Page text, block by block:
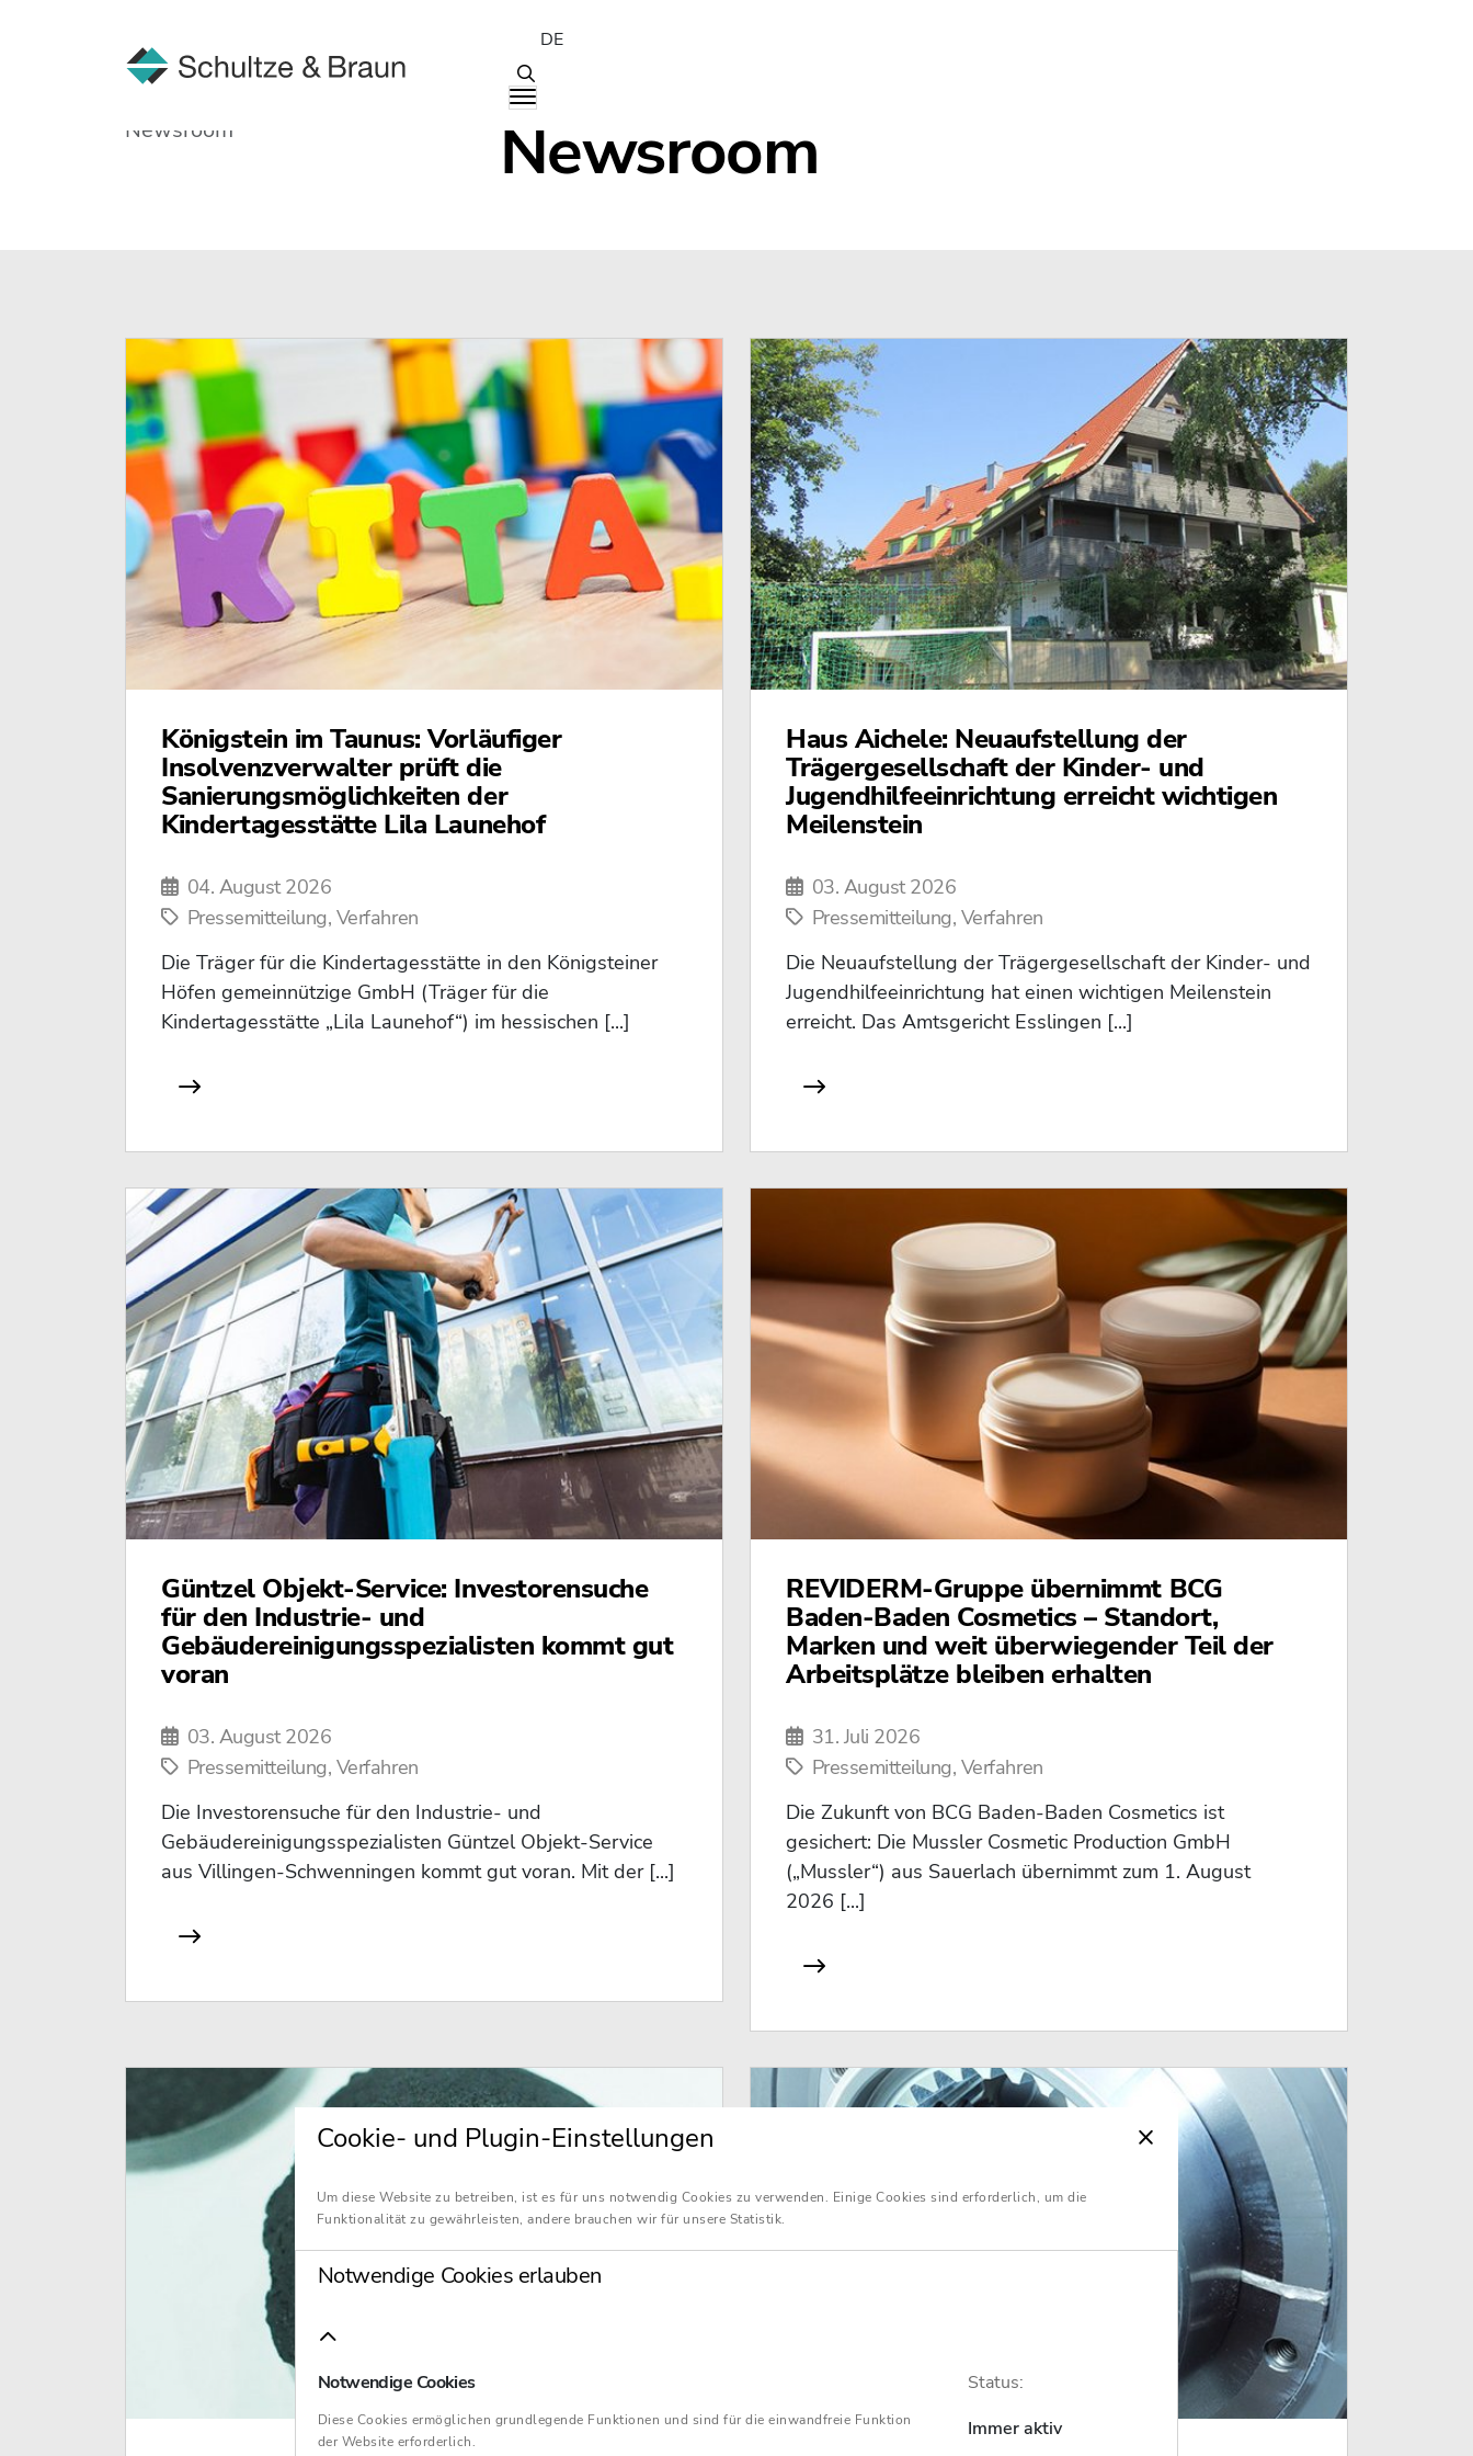
DE
Newsroom Newsroom
Königstein im Taunus: Vorläufiger
Insolvenzverwalter prüft die
Sanierungsmöglichkeiten der
Kindertagesstätte Lila Launehof
04. August 2026
Pressemitteilung, Verfahren
Die Träger für die Kindertagesstätte in den Königsteiner
Höfen gemeinnützige GmbH (Träger für die
Kindertagesstätte „Lila Launehof“) im hessischen [...]
Haus Aichele: Neuaufstellung der
Trägergesellschaft der Kinder- und
Jugendhilfeeinrichtung erreicht wichtigen
Meilenstein
03. August 2026
Pressemitteilung, Verfahren
Die Neuaufstellung der Trägergesellschaft der Kinder- und
Jugendhilfeeinrichtung hat einen wichtigen Meilenstein
erreicht. Das Amtsgericht Esslingen [...]
Güntzel Objekt-Service: Investorensuche
für den Industrie- und
Gebäudereinigungsspezialisten kommt gut
voran
03. August 2026
Pressemitteilung, Verfahren
Die Investorensuche für den Industrie- und
Gebäudereinigungsspezialisten Güntzel Objekt-Service
aus Villingen-Schwenningen kommt gut voran. Mit der [...]
REVIDERM-Gruppe übernimmt BCG
Baden-Baden Cosmetics – Standort,
Marken und weit überwiegender Teil der
Arbeitsplätze bleiben erhalten
31. Juli 2026
Pressemitteilung, Verfahren
Die Zukunft von BCG Baden-Baden Cosmetics ist
gesichert: Die Mussler Cosmetic Production GmbH
(„Mussler“) aus Sauerlach übernimmt zum 1. August
2026 [...]
Cookie- und Plugin-Einstellungen
Um diese Website zu betreiben, ist es für uns notwendig Cookies zu verwenden. Einige Cookies sind erforderlich, um die
Funktionalität zu gewährleisten, andere brauchen wir für unsere Statistik.
Notwendige Cookies erlauben
Notwendige Cookies
Diese Cookies ermöglichen grundlegende Funktionen und sind für die einwandfreie Funktion
der Website erforderlich.
Status:
Immer aktiv